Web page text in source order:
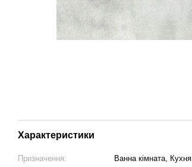
Характеристики
Призначення:
Ванна кімната, Кухня